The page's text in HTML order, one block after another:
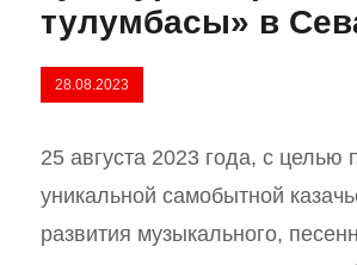
тулумбасы» в
28.08.2023
25 августа 2023 года, с целью
уникальной самобытной
развития музыкального,